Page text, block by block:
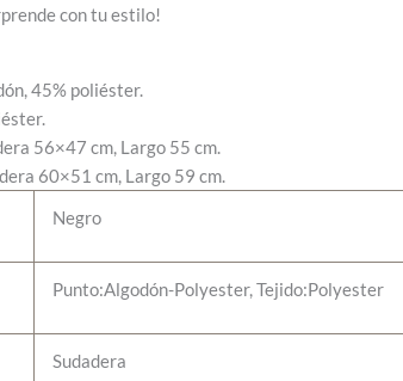
con tu estilo!
45% poliéster.
56×47 cm, Largo 55 cm.
60×51 cm, Largo 59 cm.
Negro
Punto:Algodón-Polyester, Tejido:Polyester
Sudadera